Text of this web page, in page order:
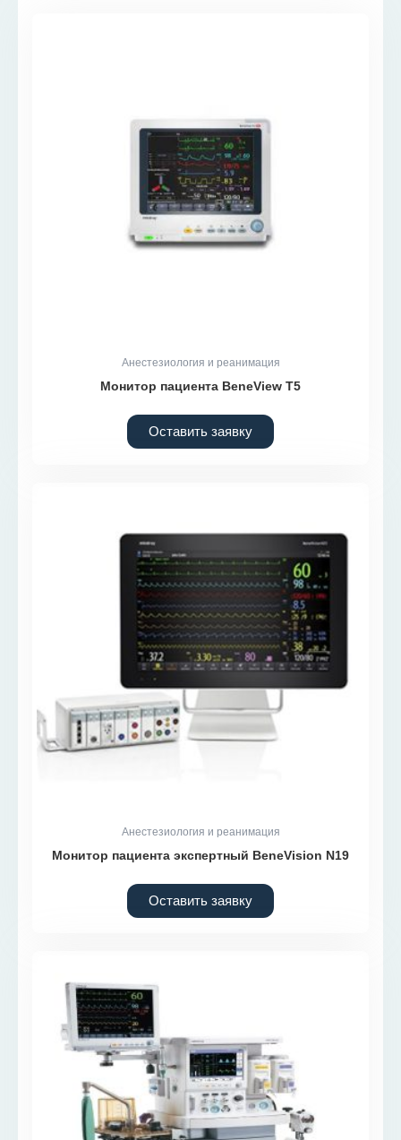
Анестезиология и реанимация
Монитор пациента BeneView T5
Оставить заявку
Анестезиология и реанимация
Монитор пациента экспертный BeneVision N19
Оставить заявку